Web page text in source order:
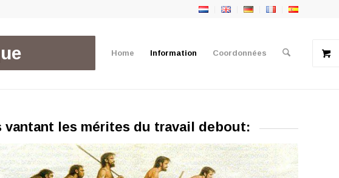
Home Information Coordonnées
vantant les mérites du travail debout: